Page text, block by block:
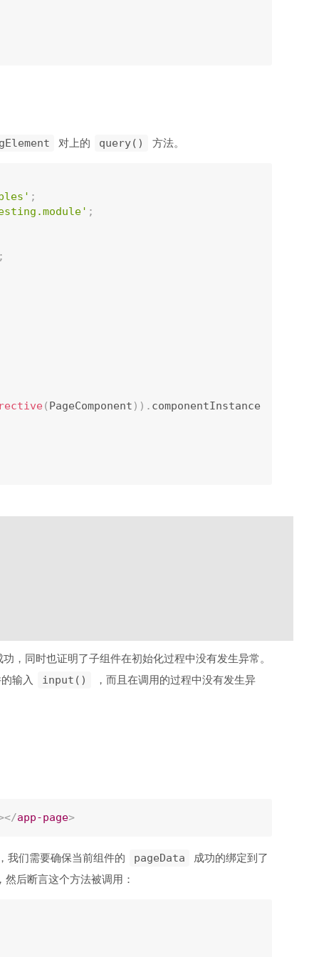
对上的 query() 方法。
;
;
( PageComponent ) ) . componentInstance
，同时也证明了子组件在初始化过程中没有发生异常。
输入
input() ，而且在调用的过程中没有发生异
</app-page>
我们需要确保当前组件的 pageData
成功的绑定到了
然后断言这个方法被调用：